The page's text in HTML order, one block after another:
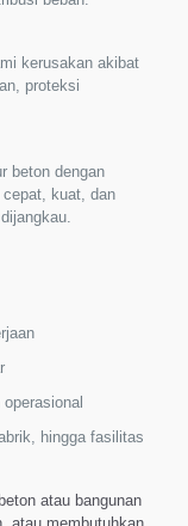
kerusakan akibat
proteksi
beton dengan
kuat, dan
hingga fasilitas
atau bangunan